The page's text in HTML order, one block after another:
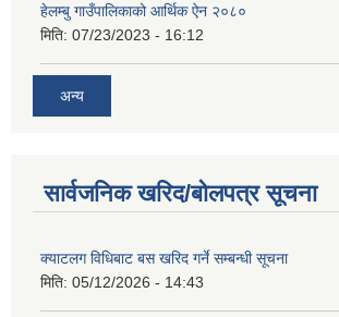
हेलम्बु गाउँपालिकाको आर्थिक ऐन २०८०
मिति: 07/23/2023 - 16:12
अन्य
सार्वजनिक खरिद/बोलपत्र सूचना
क्याटलग विधिबाट बस खरिद गर्ने सम्बन्धी सूचना
मिति: 05/12/2026 - 14:43